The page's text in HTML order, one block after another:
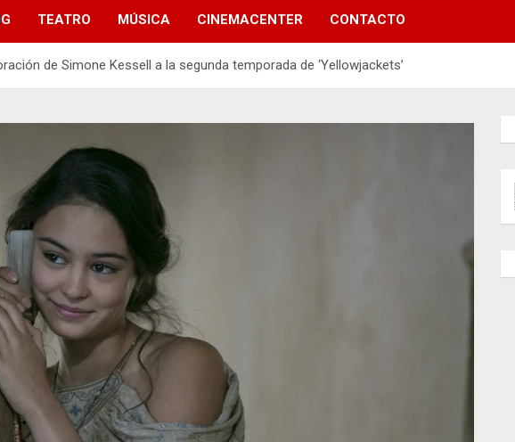
TEATRO MÚSICA CINEMACENTER CONTACTO
de Simone Kessell a la segunda temporada de ‘Yellowjackets’